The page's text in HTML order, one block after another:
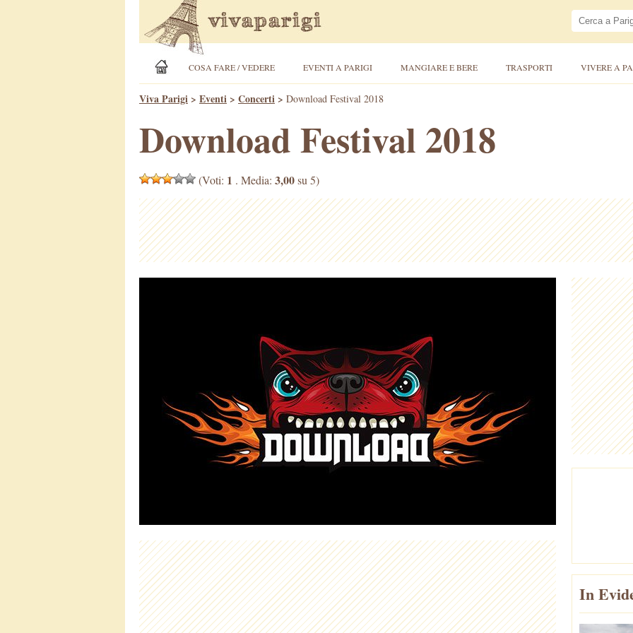
COSA FARE / VEDERE EVENTI A PARIGI MANGIARE E BERE TRASPORTI VIVERE A
Viva Parigi > Eventi > Concerti > Download Festival 2018
Download Festival 2018
(Voti: 1 . Media: 3,00su 5)
In